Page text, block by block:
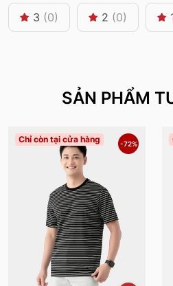
3 (0) 2 (0)
SẢN PHẨM
Chỉ còn tại cửa hàng -72%